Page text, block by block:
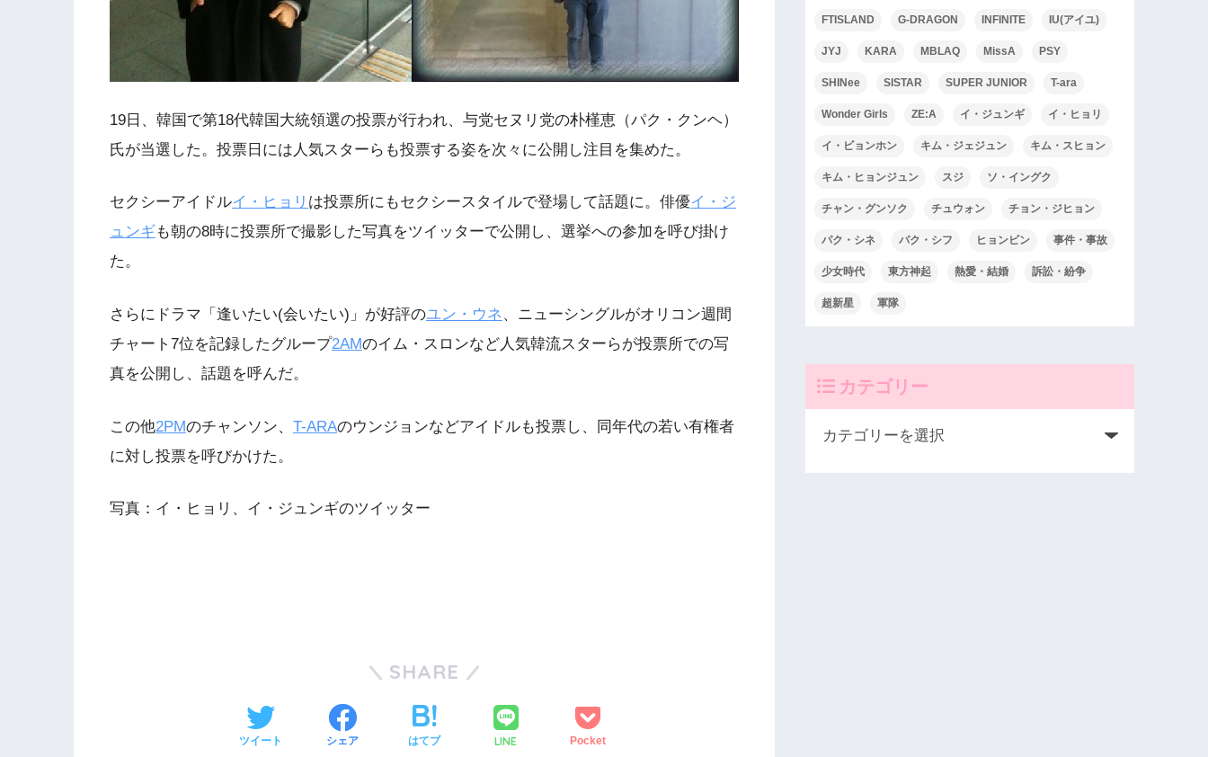
19日、韓国で第18代韓国大統領選の投票が行われ、与党セヌリ党の朴槿恵（パク・クンヘ）
氏が当選した。投票日には人気スターらも投票する姿を次々に公開し注目を集めた。
セクシーアイドルイ・ヒョリ は投票所にもセクシースタイルで登場して話題に。俳優イ・ジ
ュンギも朝の8時に投票所で撮影した写真をツイッターで公開し、選挙への参加を呼び掛け
た。
さらにドラマ「逢いたい(会いたい)」が好評のユン・ウネ、ニューシングルがオリコン週間
チャート7位を記録したグループ2AMのイム・スロンなど人気韓流スターらが投票所での写
真を公開し、話題を呼んだ。
この他2PMのチャンソン、 T-ARAのウンジョンなどアイドルも投票し、同年代の若い有権者
に対し投票を呼びかけた。
写真：イ・ヒョリ、イ・ジュンギのツイッター
SHARE
ツイート シェア はてブ LINE Pocket
FTISLAND G-DRAGON INFINITE IU(アイユ)
JYJ KARA MBLAQ MissA PSY
SHINee SISTAR SUPER JUNIOR T-ara
Wonder Girls ZE:A イ・ジュンギ イ・ヒョリ
イ・ビョンホン キム・ジェジュン キム・スヒョン
キム・ヒョンジュン スジ ソ・イングク
チャン・グンソク チュウォン チョン・ジヒョン
パク・シネ パク・シフ ヒョンビン 事件・事故
少女時代 東方神起 熱愛・結婚 訴訟・紛争
超新星 軍隊
カテゴリー